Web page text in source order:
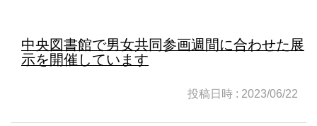
中央図書館で男女共同参画週間に合わせた展
示を開催しています
投稿日時 : 2023/06/22